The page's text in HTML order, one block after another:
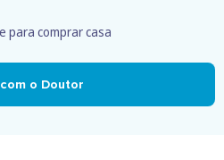
para comprar casa
o Doutor